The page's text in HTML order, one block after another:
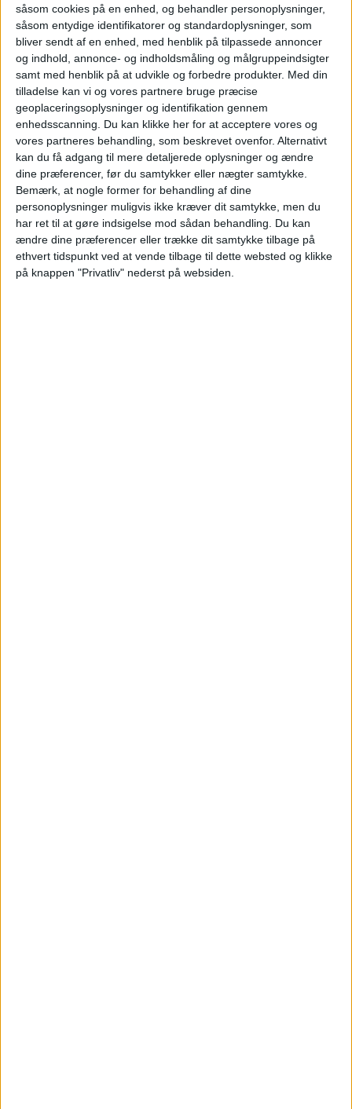
såsom cookies på en enhed, og behandler personoplysninger,
såsom entydige identifikatorer og standardoplysninger, som
bliver sendt af en enhed, med henblik på tilpassede annoncer
og indhold, annonce- og indholdsmåling og målgruppeindsigter
samt med henblik på at udvikle og forbedre produkter. Med din
tilladelse kan vi og vores partnere bruge præcise
geoplaceringsoplysninger og identifikation gennem
enhedsscanning. Du kan klikke her for at acceptere vores og
vores partneres behandling, som beskrevet ovenfor. Alternativt
kan du få adgang til mere detaljerede oplysninger og ændre
dine præferencer, før du samtykker eller nægter samtykke.
Bemærk, at nogle former for behandling af dine
personoplysninger muligvis ikke kræver dit samtykke, men du
har ret til at gøre indsigelse mod sådan behandling. Du kan
ændre dine præferencer eller trække dit samtykke tilbage på
ethvert tidspunkt ved at vende tilbage til dette websted og klikke
på knappen "Privatliv" nederst på websiden.
styrker din tilstedeværelse på det nordiske
marked og får direkte kontakt med
beslutningstagere, der aktivt søger nye
produkter, destinationer og partnere. Det er
ganske enkelt det mest effektive sted at
vækste i Norden.